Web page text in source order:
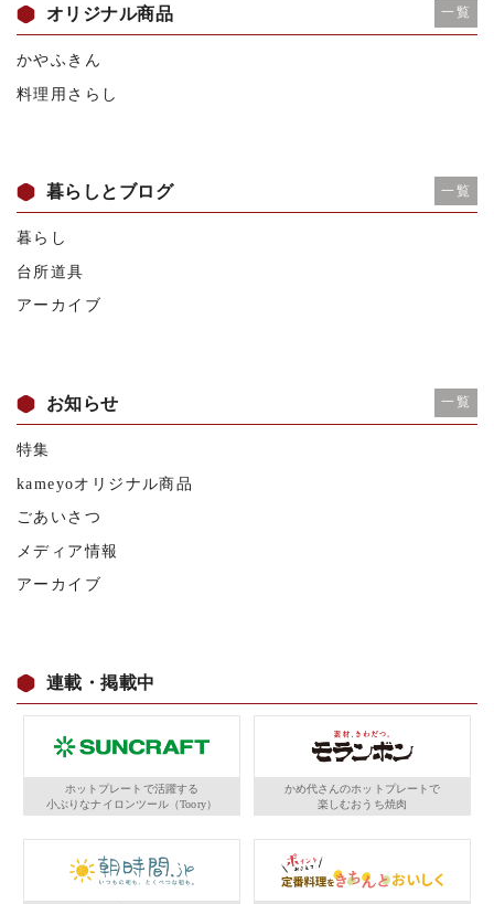
オリジナル商品 一覧
かやふきん
料理用さらし
暮らしとブログ 一覧
暮らし
台所道具
アーカイブ
お知らせ 一覧
特集
kameyoオリジナル商品
ごあいさつ
メディア情報
アーカイブ
連載・掲載中
ホットプレートで活躍する
小ぶりなナイロンツール（Toory）
かめ代さんのホットプレートで
楽しむおうち焼肉